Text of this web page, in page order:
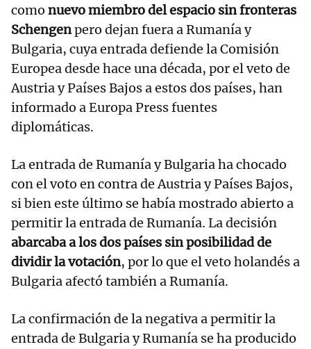
como nuevo miembro del espacio sin fronteras
Schengenpero dejan fuera a Rumanía y
Bulgaria, cuya entrada defiende la Comisión
Europea desde hace una década, por el veto de
Austria y Países Bajos a estos dos países, han
informado a Europa Press fuentes
diplomáticas.
La entrada de Rumanía y Bulgaria ha chocado
con el voto en contra de Austria y Países Bajos,
si bien este último se había mostrado abierto a
permitir la entrada de Rumanía. La decisión
abarcaba a los dos países sin posibilidad de
dividir la votación, por lo que el veto holandés a
Bulgaria afectó también a Rumanía.
La confirmación de la negativa a permitir la
entrada de Bulgaria y Rumanía se ha producido